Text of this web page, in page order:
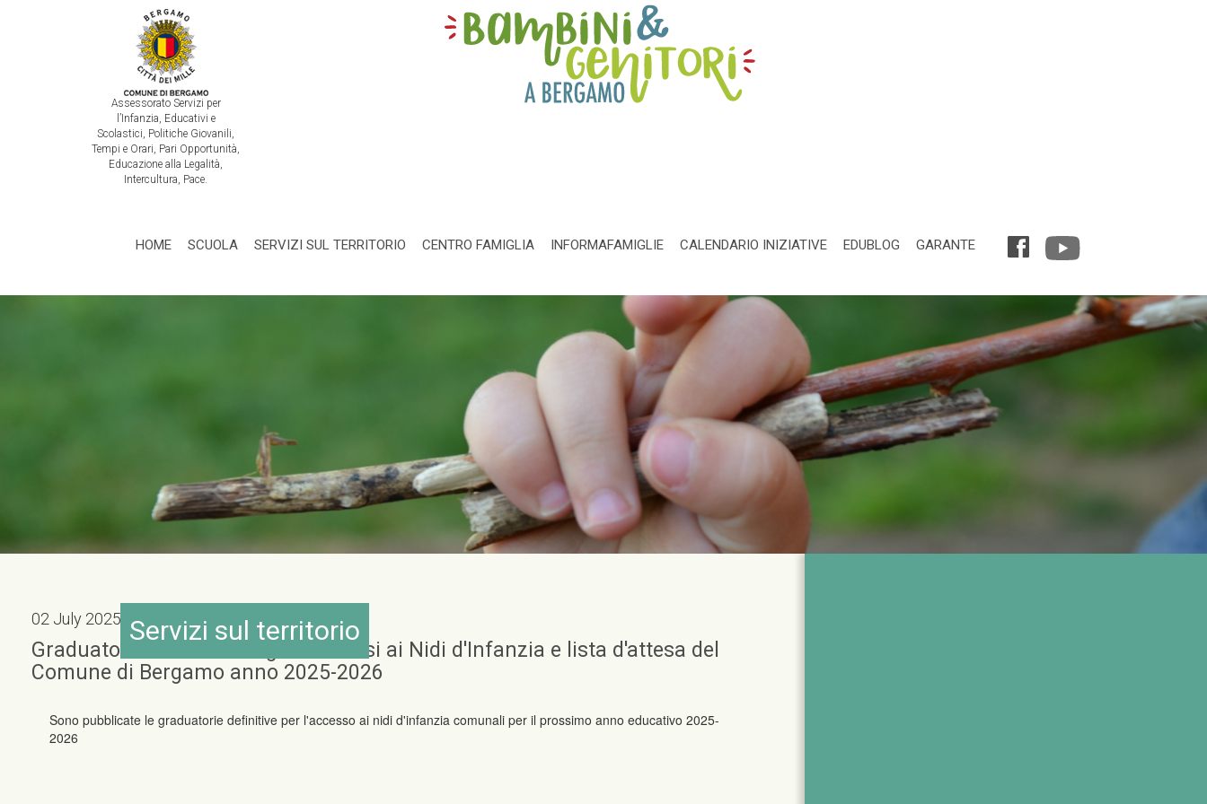
Assessorato Servizi per
l’Infanzia, Educativi e
Scolastici, Politiche Giovanili,
Tempi e Orari, Pari Opportunità,
Educazione alla Legalità,
Intercultura, Pace.
HOME SCUOLA SERVIZI SUL TERRITORIO CENTRO FAMIGLIA INFORMAFAMIGLIE CALENDARIO INIZIATIVE EDUBLOG GARANTE
Servizi sul territorio
02 July 2025
Graduatoria definitiva degli ammessi ai Nidi d'Infanzia e lista d'attesa del
Comune di Bergamo anno 2025-2026
Sono pubblicate le graduatorie definitive per l'accesso ai nidi d'infanzia comunali per il prossimo anno educativo 2025-
2026